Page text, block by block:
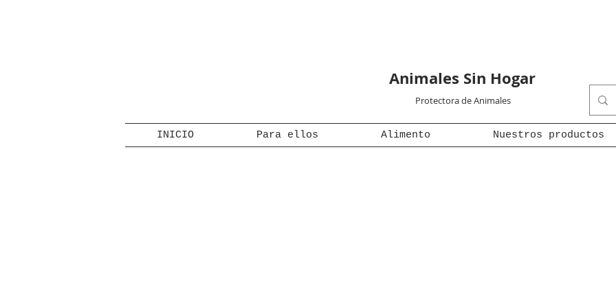
Animales Sin Hogar
Protectora de Animales
INICIO Para ellos Alimento Nuestros productos